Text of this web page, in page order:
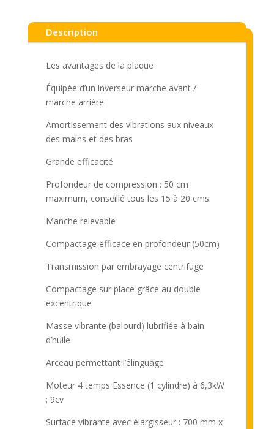
Description
Les avantages de la plaque
Équipée d’un inverseur marche avant /
marche arrière
Amortissement des vibrations aux niveaux
des mains et des bras
Grande efficacité
Profondeur de compression : 50 cm
maximum, conseillé tous les 15 à 20 cms.
Manche relevable
Compactage efficace en profondeur (50cm)
Transmission par embrayage centrifuge
Compactage sur place grâce au double
excentrique
Masse vibrante (balourd) lubrifiée à bain
d’huile
Arceau permettant l’élinguage
Moteur 4 temps Essence (1 cylindre) à 6,3kW
; 9cv
Surface vibrante avec élargisseur : 700 mm x